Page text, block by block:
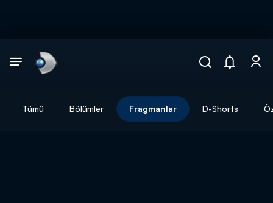
Tümü Bölümler Fragmanlar D-Shorts